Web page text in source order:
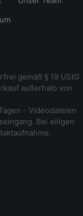
gemäß § 19 UStG
außerhalb von
- Videodateien
Bei eiligen